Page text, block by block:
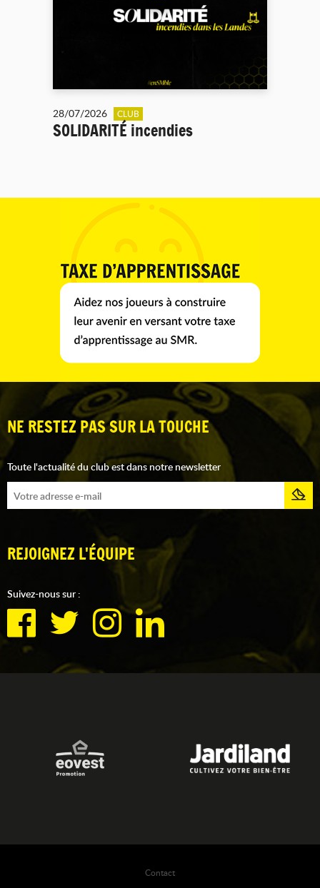
28/07/2026 CLUB
SOLIDARITÉ incendies
NE RESTEZ PAS SUR LA TOUCHE
Toute l'actualité du club est dans notre newsletter
REJOIGNEZ L'ÉQUIPE
Suivez-nous sur :
Contact